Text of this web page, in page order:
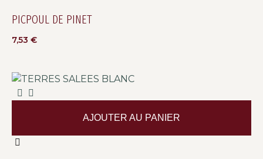
PICPOUL DE PINET
7,53 €
AJOUTER AU PANIER